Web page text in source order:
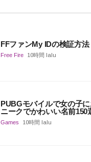
FFファンMy IDの検証方
Free Fire 10時間 lalu
PUBGモバイルで女の子
ニークでかわいい名前150
Games 10時間 lalu